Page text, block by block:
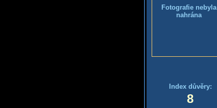
Fotografie nebyla
nahrána
Index důvěry:
8